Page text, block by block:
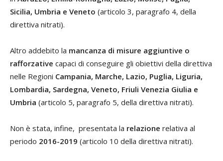
Sicilia, Umbria e Veneto (articolo 3, paragrafo 4, della
direttiva nitrati).
Altro addebito la mancanza di misure aggiuntive o
rafforzative capaci di conseguire gli obiettivi della direttiva
nelle Regioni Campania, Marche, Lazio, Puglia, Liguria,
Lombardia, Sardegna, Veneto, Friuli Venezia Giulia e
Umbria (articolo 5, paragrafo 5, della direttiva nitrati).
Non è stata, infine, presentata la relazione relativa al
periodo 2016-2019 (articolo 10 della direttiva nitrati).